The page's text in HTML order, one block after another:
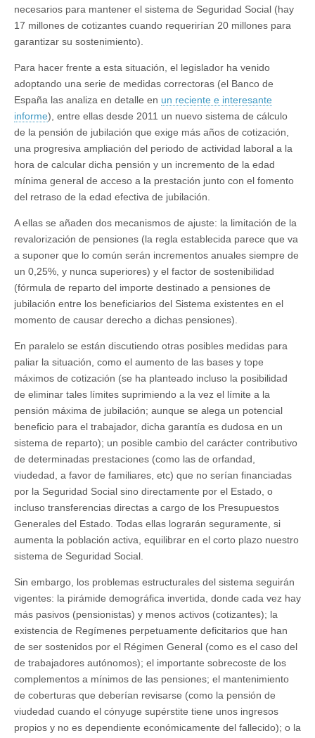
necesarios para mantener el sistema de Seguridad Social (hay
17 millones de cotizantes cuando requerirían 20 millones para
garantizar su sostenimiento).
Para hacer frente a esta situación, el legislador ha venido
adoptando una serie de medidas correctoras (el Banco de
España las analiza en detalle en un reciente e interesante
informe), entre ellas desde 2011 un nuevo sistema de cálculo
de la pensión de jubilación que exige más años de cotización,
una progresiva ampliación del periodo de actividad laboral a la
hora de calcular dicha pensión y un incremento de la edad
mínima general de acceso a la prestación junto con el fomento
del retraso de la edad efectiva de jubilación.
A ellas se añaden dos mecanismos de ajuste: la limitación de la
revalorización de pensiones (la regla establecida parece que va
a suponer que lo común serán incrementos anuales siempre de
un 0,25%, y nunca superiores) y el factor de sostenibilidad
(fórmula de reparto del importe destinado a pensiones de
jubilación entre los beneficiarios del Sistema existentes en el
momento de causar derecho a dichas pensiones).
En paralelo se están discutiendo otras posibles medidas para
paliar la situación, como el aumento de las bases y tope
máximos de cotización (se ha planteado incluso la posibilidad
de eliminar tales límites suprimiendo a la vez el límite a la
pensión máxima de jubilación; aunque se alega un potencial
beneficio para el trabajador, dicha garantía es dudosa en un
sistema de reparto); un posible cambio del carácter contributivo
de determinadas prestaciones (como las de orfandad,
viudedad, a favor de familiares, etc) que no serían financiadas
por la Seguridad Social sino directamente por el Estado, o
incluso transferencias directas a cargo de los Presupuestos
Generales del Estado. Todas ellas lograrán seguramente, si
aumenta la población activa, equilibrar en el corto plazo nuestro
sistema de Seguridad Social.
Sin embargo, los problemas estructurales del sistema seguirán
vigentes: la pirámide demográfica invertida, donde cada vez hay
más pasivos (pensionistas) y menos activos (cotizantes); la
existencia de Regímenes perpetuamente deficitarios que han
de ser sostenidos por el Régimen General (como es el caso del
de trabajadores autónomos); el importante sobrecoste de los
complementos a mínimos de las pensiones; el mantenimiento
de coberturas que deberían revisarse (como la pensión de
viudedad cuando el cónyuge supérstite tiene unos ingresos
propios y no es dependiente económicamente del fallecido); o la